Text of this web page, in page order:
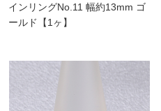
インリングNo.11 幅約13mm ゴ
ールド【1ヶ】